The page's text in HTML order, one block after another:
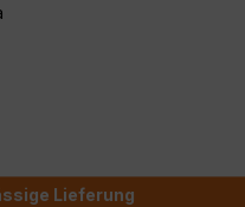
Lieferung